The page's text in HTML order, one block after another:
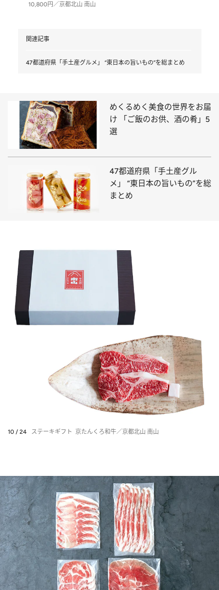
10,800円／京都北山 南山
関連記事
47都道府県「手土産グルメ」 “東日本の旨いもの”を総まとめ
めくるめく美食の世界をお届
け 「ご飯のお供、酒の肴」5
選
47都道府県「手土産グル
メ」 “東日本の旨いもの”を総
まとめ
10 / 24 ステーキギフト 京たんくろ和牛／京都北山 南山